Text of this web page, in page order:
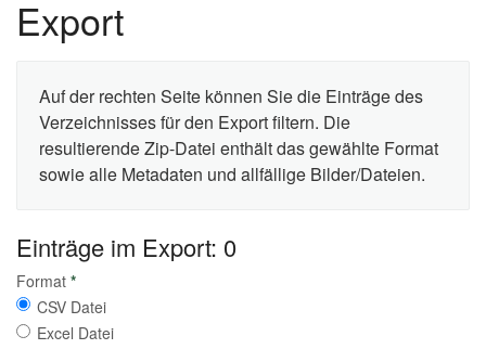
Export
Auf der rechten Seite können Sie die Einträge des
Verzeichnisses für den Export filtern. Die
resultierende Zip-Datei enthält das gewählte Format
sowie alle Metadaten und allfällige Bilder/Dateien.
Einträge im Export: 0
Format *
CSV Datei
Excel Datei